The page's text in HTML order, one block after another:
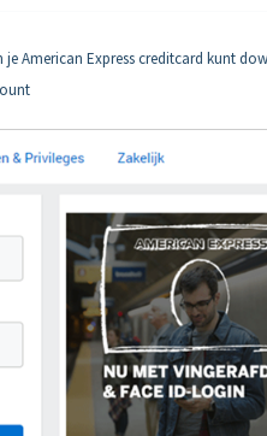
American Express creditcard kunt